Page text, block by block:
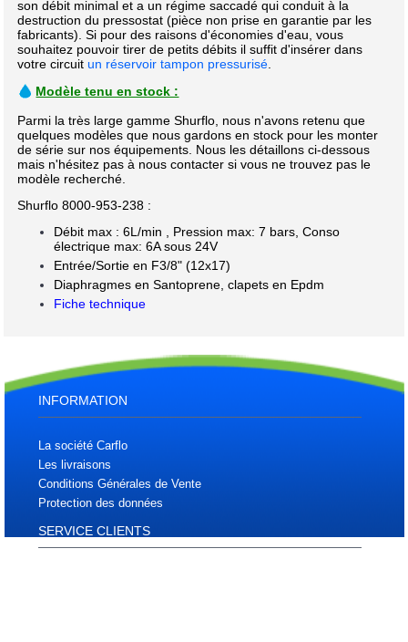
son débit minimal et a un régime saccadé qui conduit à la
destruction du pressostat (pièce non prise en garantie par les
fabricants). Si pour des raisons d'économies d'eau, vous
souhaitez pouvoir tirer de petits débits il suffit d'insérer dans
votre circuit un réservoir tampon pressurisé
Modèle tenu en stock :
Parmi la très large gamme Shurflo, nous n'avons retenu que
quelques modèles que nous gardons en stock pour les monter
de série sur nos équipements. Nous les détaillons ci-dessous
mais n'hésitez pas à nous contacter si vous ne trouvez pas le
modèle recherché.
Shurflo 8000-953-238 :
Débit max : 6L/min , Pression max: 7 bars, Conso
électrique max: 6A sous 24V
Entrée/Sortie en F3/8" (12x17)
Diaphragmes en Santoprene, clapets en Epdm
Fiche technique
INFORMATION
La société Carflo
Les livraisons
Conditions Générales de Vente
Protection des données
SERVICE CLIENTS